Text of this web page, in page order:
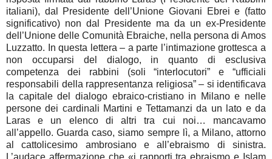
italiani), dal Presidente dell’Unione Giovani Ebrei e (fatto
significativo) non dal Presidente ma da un ex-Presidente
dell’Unione delle Comunità Ebraiche, nella persona di Amos
Luzzatto. In questa lettera – a parte l’intimazione grottesca a
non occuparsi del dialogo, in quanto di esclusiva
competenza dei rabbini (soli “interlocutori” e “ufficiali
responsabili della rappresentanza religiosa” – si identificava
la capitale del dialogo ebraico-cristiano in Milano e nelle
persone dei cardinali Martini e Tettamanzi da un lato e da
Laras e un elenco di altri tra cui noi… mancavamo
all’appello. Guarda caso, siamo sempre lì, a Milano, attorno
al cattolicesimo ambrosiano e all’ebraismo di sinistra.
L’audace affermazione che «i rapporti tra ebraismo e Islam